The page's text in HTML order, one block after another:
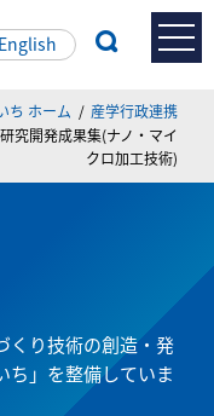
English
は
は
ち ホーム
産学行政連携
究開発成果集(ナノ・マイ
クロ加工技術)
くり技術の創造・発
ち」を整備していま